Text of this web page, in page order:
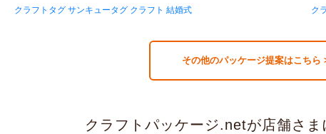
クラフトタグ サンキュータグ クラフト 結婚式 ク
その他のパッケージ提案はこちら
クラフトパッケージ.netが店舗さま